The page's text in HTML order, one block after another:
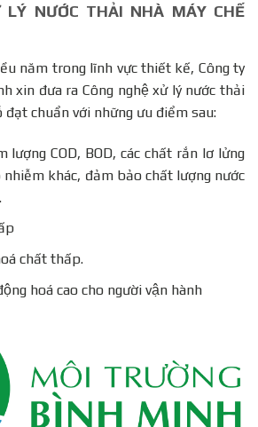
LÝ NƯỚC THẢI NHÀ MÁY CHẾ
năm trong lĩnh vực thiết kế, Công ty
xin đưa ra Công nghệ xử lý nước thải
đạt chuẩn với những ưu điểm sau:
lượng COD, BOD, các chất rắn lơ lửng
nhiễm khác, đảm bảo chất lượng nước
chất thấp.
hoá cao cho người vận hành